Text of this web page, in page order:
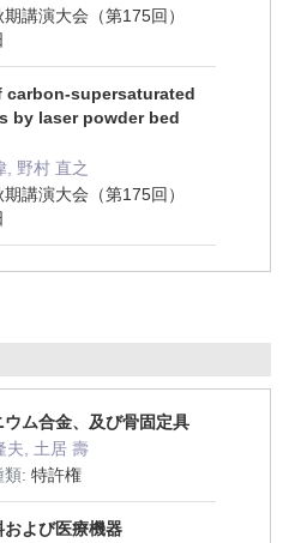
期講演大会（第175回）
carbon-supersaturated
by laser powder bed
, 野村 直之
期講演大会（第175回）
ム合金、及び骨固定具
夫, 土居 壽
類: 特許権
よび医療機器